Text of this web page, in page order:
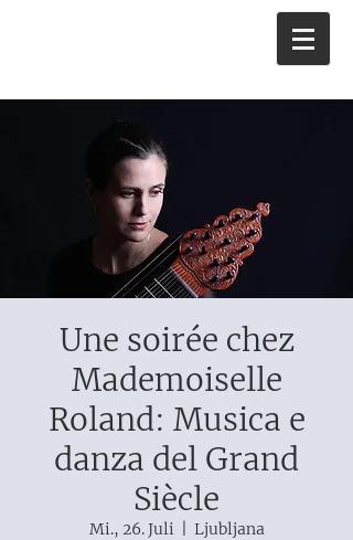
Une soirée chez
Mademoiselle
Roland: Musica e
danza del Grand
Siècle
Mi., 26. Juli
Ljubljana